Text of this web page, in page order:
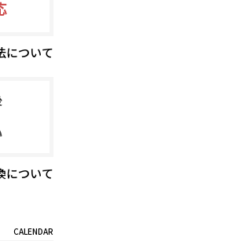
について
について